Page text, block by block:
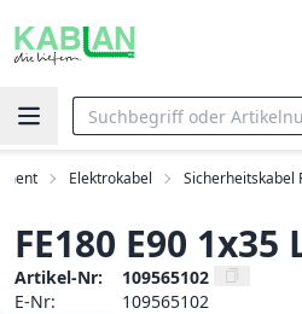
Elektrokabel Sicherheitskabel
FE180 E90 1x35
Artikel-Nr:
109565102
E-Nr:
109565102